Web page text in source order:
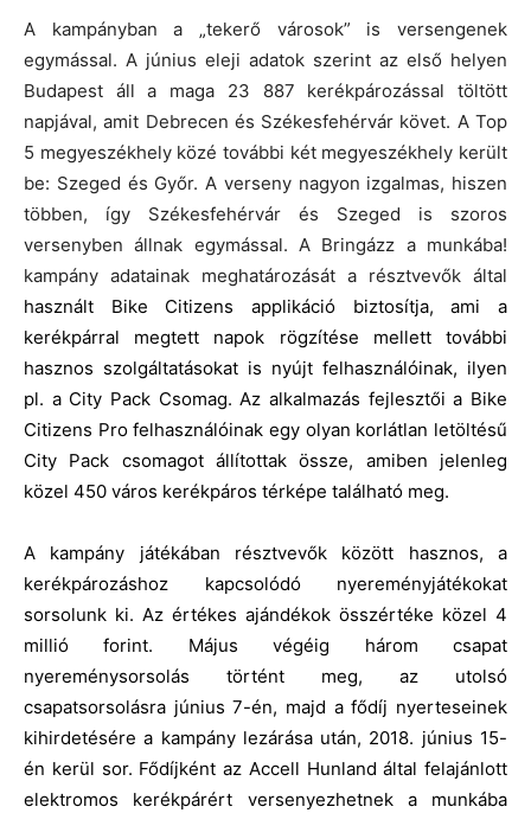
A kampányban a „tekerő városok” is versengenek
egymással. A június eleji adatok szerint az első helyen
Budapest áll a maga 23 887 kerékpározással töltött
napjával, amit Debrecen és Székesfehérvár követ. A Top
5 megyeszékhely közé további két megyeszékhely került
be: Szeged és Győr. A verseny nagyon izgalmas, hiszen
többen, így Székesfehérvár és Szeged is szoros
versenyben állnak egymással. A Bringázz a munkába!
kampány adatainak meghatározását a résztvevők által
használt Bike Citizens applikáció biztosítja, ami a
kerékpárral megtett napok rögzítése mellett további
hasznos szolgáltatásokat is nyújt felhasználóinak, ilyen
pl. a City Pack Csomag.Az alkalmazás fejlesztői a Bike
Citizens Pro felhasználóinak egy olyan korlátlan letöltésű
City Pack csomagot állítottak össze, amiben jelenleg
közel 450 város kerékpáros térképe található meg.
A kampány játékában résztvevők között hasznos, a
kerékpározáshoz kapcsolódó nyereményjátékokat
sorsolunk ki. Az értékes ajándékok összértéke közel 4
millió forint. Május végéig három csapat
nyereménysorsolás történt meg, az utolsó
csapatsorsolásra június 7-én, majd a fődíj nyerteseinek
kihirdetésére a kampány lezárása után, 2018. június 15-
én kerül sor. Fődíjként az Accell Hunland által felajánlott
elektromos kerékpárért versenyezhetnek a munkába